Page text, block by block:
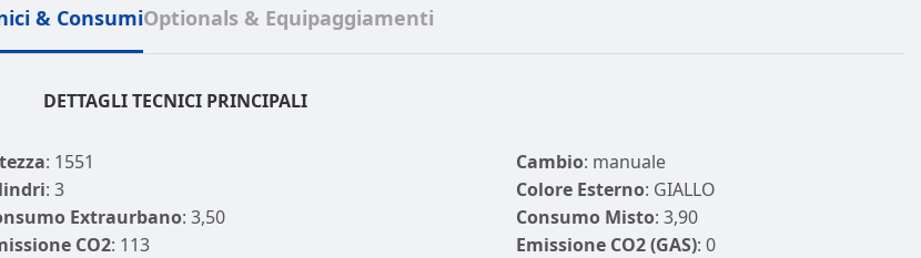
& ConsumiOptionals & Equipaggiamenti
DETTAGLI TECNICI PRINCIPALI
: 1551 Cambio: manuale
: 3 Colore Esterno: GIALLO
Extraurbano: 3,50 Consumo Misto: 3,90
CO2: 113 Emissione CO2 (GAS): 0